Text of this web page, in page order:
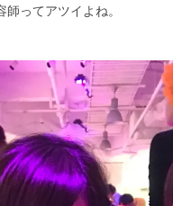
師ってアツイよね。